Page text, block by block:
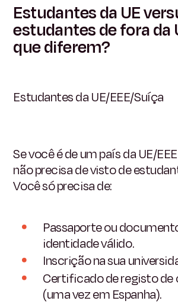
Estudantes da UE
estudantes de fora da
que diferem?
Estudantes da UE/EEE/Suíça
Se você é de um país da UE/
não precisa de visto de
Você só precisa de:
Passaporte ou
identidade válido.
Inscrição na sua
Certificado de registo de
(uma vez em Espanha).